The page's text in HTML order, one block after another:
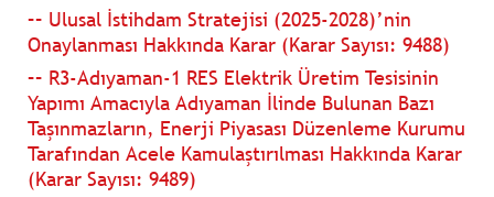
–– Ulusal İstihdam Stratejisi (2025-2028)’nin
Onaylanması Hakkında Karar (Karar Sayısı: 9488)
–– R3-Adıyaman-1 RES Elektrik Üretim Tesisinin
Yapımı Amacıyla Adıyaman İlinde Bulunan Bazı
Taşınmazların, Enerji Piyasası Düzenleme Kurumu
Tarafından Acele Kamulaştırılması Hakkında Karar
(Karar Sayısı: 9489)